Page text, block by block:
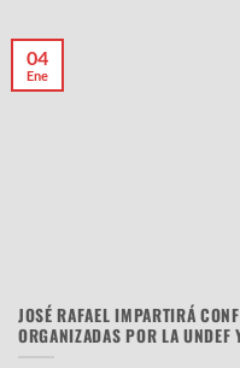
JOSÉ RAFAEL IMPARTIRÁ
ORGANIZADAS POR LA
04
Ene